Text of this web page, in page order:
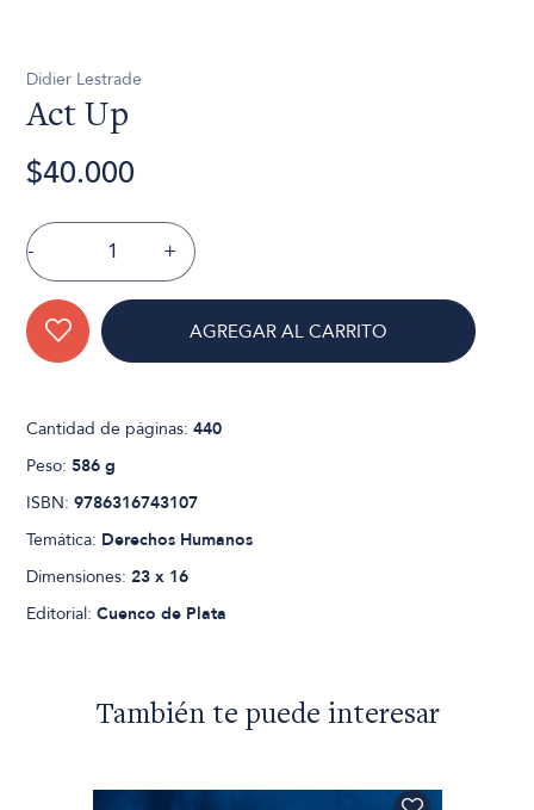
Didier Lestrade
Act Up
$40.000
- +
AGREGAR AL CARRITO
Cantidad de páginas:440
Peso:586 g
ISBN:9786316743107
Temática: Derechos Humanos
Dimensiones:23 x 16
Editorial:Cuenco de Plata
También te puede interesar